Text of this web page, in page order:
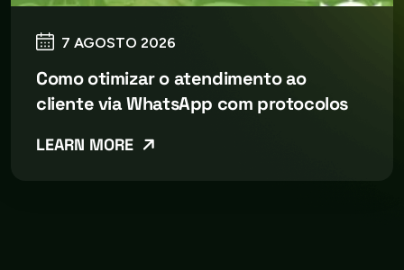
7 AGOSTO 2026
Como otimizar o atendimento ao
cliente via WhatsApp com protocolos
LEARN MORE